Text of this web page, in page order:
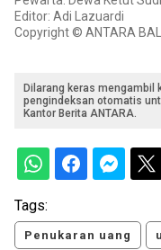
Editor: Adi Lazuardi
Copyright © ANTARA
Dilarang keras mengambil
pengindeksan otomatis
Kantor Berita ANTARA.
Tags:
Penukaran uang